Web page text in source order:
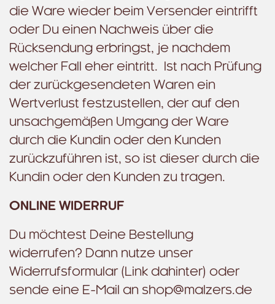
die Ware wieder beim Versender eintrifft
oder Du einen Nachweis über die
Rücksendung erbringst, je nachdem
welcher Fall eher eintritt. Ist nach Prüfung
der zurückgesendeten Waren ein
Wertverlust festzustellen, der auf den
unsachgemäßen Umgang der Ware
durch die Kundin oder den Kunden
zurückzuführen ist, so ist dieser durch die
Kundin oder den Kunden zu tragen.
ONLINE WIDERRUF
Du möchtest Deine Bestellung
widerrufen? Dann nutze unser
Widerrufsformular (Link dahinter) oder
sende eine E-Mail an shop@malzers.de